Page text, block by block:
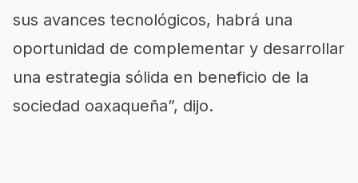
sus avances tecnológicos, habrá una
oportunidad de complementar y desarrollar
una estrategia sólida en beneficio de la
sociedad oaxaqueña”, dijo.